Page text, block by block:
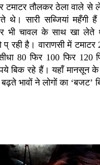
टमाटर तौलकर ठेला वाले से
थे। सारी सब्जियां महँगी
भी चावल के साथ खा लेते
प् रही है। वाराणसी में
80 फिर 100 फिर 120
बिक रहे हैं। यहाँ मानसून
भावों ने लोगों का ‘बजट’